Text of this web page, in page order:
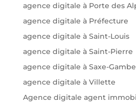
agence digitale à Porte des
agence digitale à Préfecture
agence digitale à Saint-Louis
agence digitale à Saint-Pierre
agence digitale à Saxe-
agence digitale à Villette
Agence digitale agent